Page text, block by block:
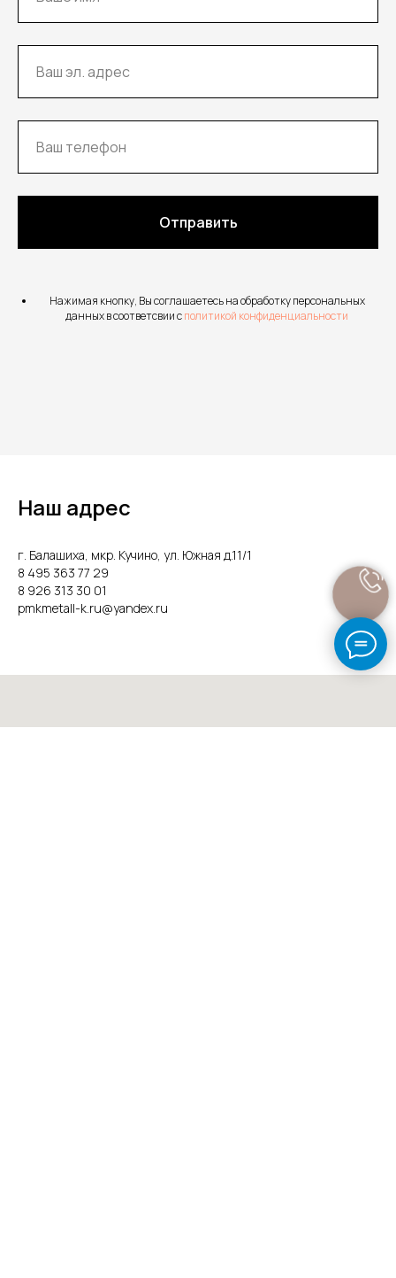
Отправить
Нажимая кнопку, Вы соглашаетесь на обработку персональных
данных в соответсвии сполитикой конфиденциальности
Наш адрес
г. Балашиха, мкр. Кучино, ул. Южная д.11/1
8 495 363 77 29
8 926 313 30 01
pmkmetall-k.ru@yandex.ru